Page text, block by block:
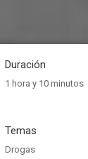
Duración
1 hora y 10 minutos
Temas
Drogas